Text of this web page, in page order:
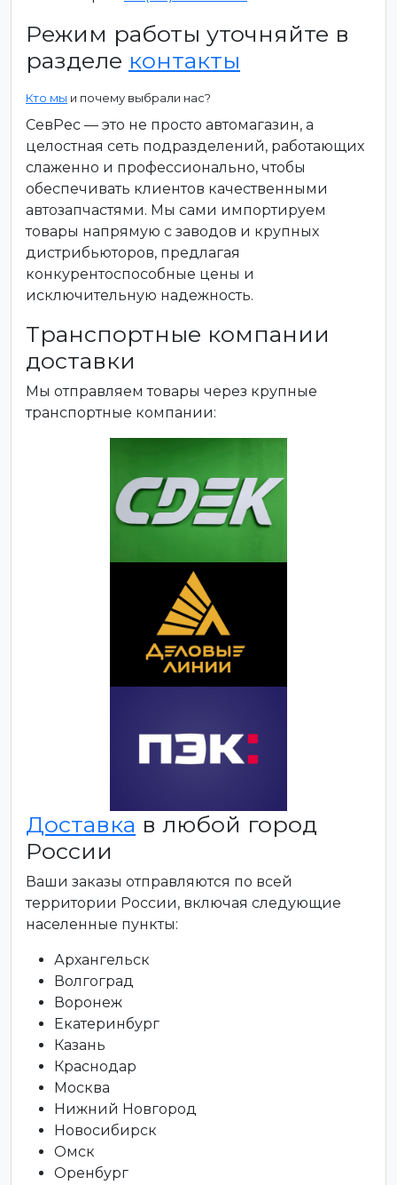
Режим работы уточняйте в
разделе контакты
Кто мы и почему выбрали нас?
СевРес — это не просто автомагазин, а
целостная сеть подразделений, работающих
слаженно и профессионально, чтобы
обеспечивать клиентов качественными
автозапчастями. Мы сами импортируем
товары напрямую с заводов и крупных
дистрибьюторов, предлагая
конкурентоспособные цены и
исключительную надежность.
Транспортные компании
доставки
Мы отправляем товары через крупные
транспортные компании:
Доставка в любой город
России
Ваши заказы отправляются по всей
территории России, включая следующие
населенные пункты:
Архангельск
Волгоград
Воронеж
Екатеринбург
Казань
Краснодар
Москва
Нижний Новгород
Новосибирск
Омск
Оренбург